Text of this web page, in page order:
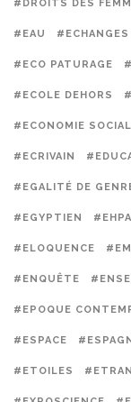
#DROITS DES
#EAU
#ECO PATURAGE
#ECOLE DEHORS
#ECONOMIE
#ECRIVAIN
#EGALITÉ DE
#EGYPTIEN
#ELOQUENCE
#ENQUÊTE
#EPOQUE
#ESPACE
#ETOILES